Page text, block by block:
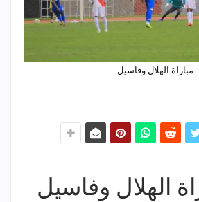
مباراة الهلال وفاسيل
الهلال وفاسيل